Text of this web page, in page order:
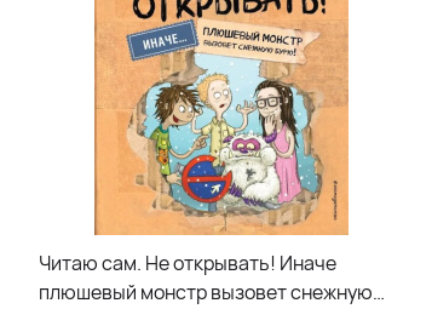
Читаю сам. Не открывать! Иначе
плюшевый монстр вызовет снежную